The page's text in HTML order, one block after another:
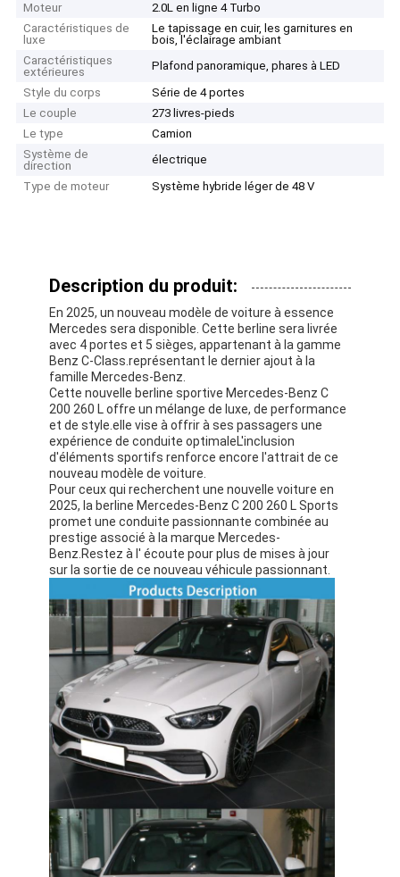
Moteur
2.0L en ligne 4 Turbo
Caractéristiques de
luxe
Le tapissage en cuir, les garnitures en
bois, l'éclairage ambiant
Caractéristiques
extérieures
Plafond panoramique, phares à LED
Style du corps
Série de 4 portes
Le couple
273 livres-pieds
Le type
Camion
Système de
direction
électrique
Type de moteur
Système hybride léger de 48 V
Description du produit:
En 2025, un nouveau modèle de voiture à essence
Mercedes sera disponible. Cette berline sera livrée
avec 4 portes et 5 sièges, appartenant à la gamme
Benz C-Class.représentant le dernier ajout à la
famille Mercedes-Benz.
Cette nouvelle berline sportive Mercedes-Benz C
200 260 L offre un mélange de luxe, de performance
et de style.elle vise à offrir à ses passagers une
expérience de conduite optimaleL'inclusion
d'éléments sportifs renforce encore l'attrait de ce
nouveau modèle de voiture.
Pour ceux qui recherchent une nouvelle voiture en
2025, la berline Mercedes-Benz C 200 260 L Sports
promet une conduite passionnante combinée au
prestige associé à la marque Mercedes-
Benz.Restez à l' écoute pour plus de mises à jour
sur la sortie de ce nouveau véhicule passionnant.